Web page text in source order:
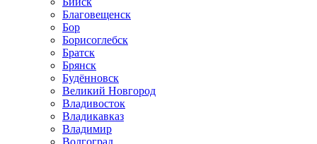
Благовещенск
Бор
Борисоглебск
Братск
Брянск
Будённовск
Великий Новгород
Владивосток
Владикавказ
Владимир
Волгоград